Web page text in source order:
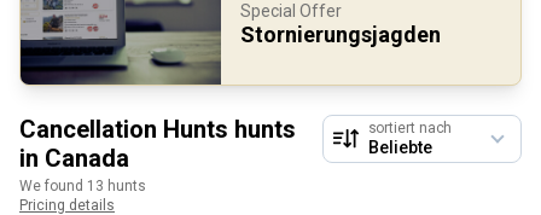
Special Offer
Stornierungsjagden
Cancellation Hunts hunts
in Canada
We found 13 hunts
Pricing details
sortiert nach